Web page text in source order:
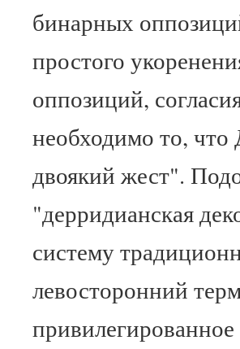
бинарных
простого
оппозиций,
необходимо то,
двоякий жест".
"дерридианская
систему
левосторонний